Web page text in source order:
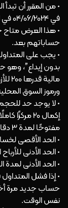
في 04/06/2024 في الساعة 23:59 بتوقيت السيرفر.
• هذا العرض متاح
حساباتهم بعد.
• يجب على
ورموز السوق
• لا يوجد حد
إكمال 20
مفتوحًا لمدة 3 دقائق على الأقل ولا يمكن إغلاقه قبل ذلك الوقت.
• الحد الأقصى
• الحد الأدنى
• الحد الأدنى لمدة
• إذا فشل
حساب جديد مرة
نفس الوقت.